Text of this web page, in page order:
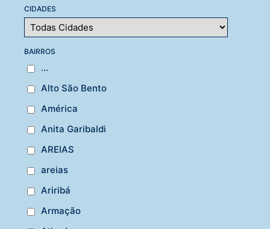
CIDADES
BAIRROS
...
Alto São Bento
América
Anita Garibaldi
AREIAS
areias
Ariribá
Armação